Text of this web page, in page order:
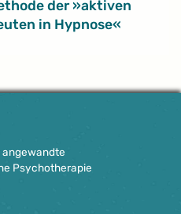
der »aktiven
in Hypnose«
Psychotherapie